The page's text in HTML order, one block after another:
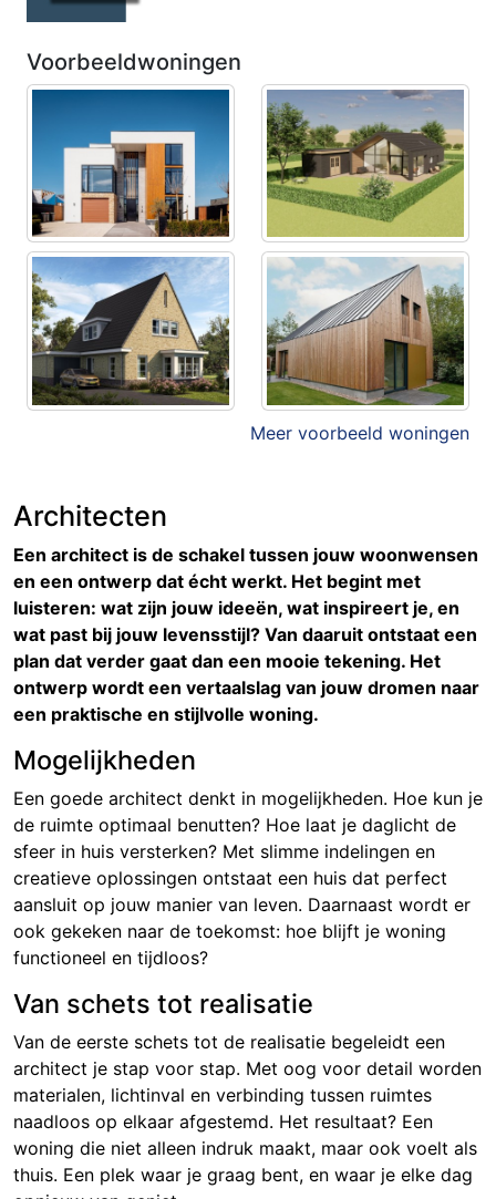
Voorbeeldwoningen
Meer voorbeeld woningen
Architecten
Een architect is de schakel tussen jouw woonwensen
en een ontwerp dat écht werkt. Het begint met
luisteren: wat zijn jouw ideeën, wat inspireert je, en
wat past bij jouw levensstijl? Van daaruit ontstaat een
plan dat verder gaat dan een mooie tekening. Het
ontwerp wordt een vertaalslag van jouw dromen naar
een praktische en stijlvolle woning.
Mogelijkheden
Een goede architect denkt in mogelijkheden. Hoe kun je
de ruimte optimaal benutten? Hoe laat je daglicht de
sfeer in huis versterken? Met slimme indelingen en
creatieve oplossingen ontstaat een huis dat perfect
aansluit op jouw manier van leven. Daarnaast wordt er
ook gekeken naar de toekomst: hoe blijft je woning
functioneel en tijdloos?
Van schets tot realisatie
Van de eerste schets tot de realisatie begeleidt een
architect je stap voor stap. Met oog voor detail worden
materialen, lichtinval en verbinding tussen ruimtes
naadloos op elkaar afgestemd. Het resultaat? Een
woning die niet alleen indruk maakt, maar ook voelt als
thuis. Een plek waar je graag bent, en waar je elke dag